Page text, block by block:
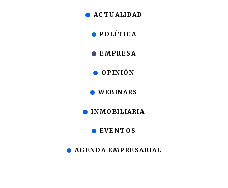
ACTUALIDAD
POLÍTICA
EMPRESA
OPINIÓN
WEBINARS
INMOBILIARIA
EVENTOS
AGENDA EMPRESARIAL